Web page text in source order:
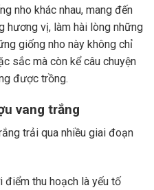
nho khác nhau, mang đến
hương vị, làm hài lòng những
giống nho này không chỉ
sắc mà còn kể câu chuyện
được trồng.
vang trắng
trải qua nhiều giai đoạn
điểm thu hoạch là yếu tố